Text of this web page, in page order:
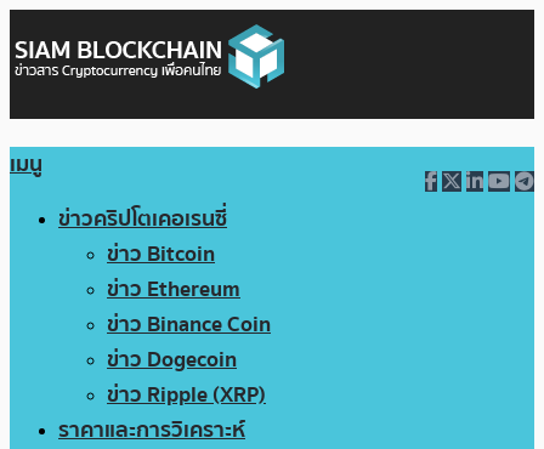
เมนู
ข่าวคริปโตเคอเรนซี่
ข่าว Bitcoin
ข่าว Ethereum
ข่าว Binance Coin
ข่าว Dogecoin
ข่าว Ripple (XRP)
ราคาและการวิเคราะห์